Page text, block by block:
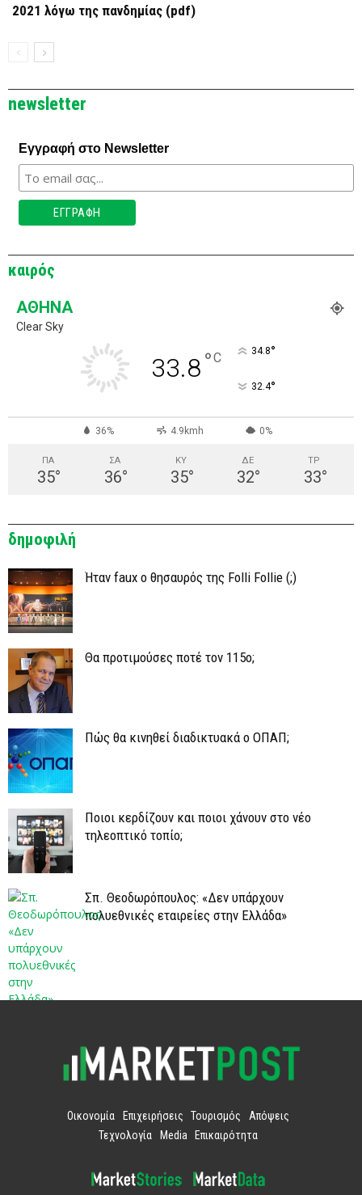
2021 λόγω της πανδημίας (pdf)
newsletter
Εγγραφή στο Newsletter
καιρός
ΑΘΉΝΑ
Clear Sky
33.8°C 34.8°
32.4°
36% 4.9kmh 0%
ΠΑ
35°
ΣΑ
36°
ΚΥ
35°
ΔΕ
32°
ΤΡ
33°
δημοφιλή
Ήταν faux ο θησαυρός της Folli Follie (;)
Θα προτιμούσες ποτέ τον 115ο;
Πώς θα κινηθεί διαδικτυακά ο ΟΠΑΠ;
Ποιοι κερδίζουν και ποιοι χάνουν στο νέο
τηλεοπτικό τοπίο;
Σπ. Θεοδωρόπουλος: «Δεν υπάρχουν
πολυεθνικές εταιρείες στην Ελλάδα»
Οικονομία Επιχειρήσεις Τουρισμός
Απόψεις
Τεχνολογία
Media Επικαιρότητα